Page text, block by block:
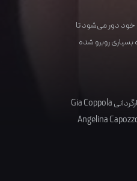
خود دور می‌شود تا
بسیاری روبرو شده
Gia Coppola
Angelina